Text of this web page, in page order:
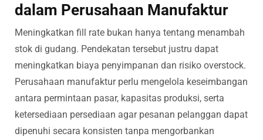
dalam Perusahaan Manufaktur
Meningkatkan fill rate bukan hanya tentang menambah
stok di gudang. Pendekatan tersebut justru dapat
meningkatkan biaya penyimpanan dan risiko overstock.
Perusahaan manufaktur perlu mengelola keseimbangan
antara permintaan pasar, kapasitas produksi, serta
ketersediaan persediaan agar pesanan pelanggan dapat
dipenuhi secara konsisten tanpa mengorbankan